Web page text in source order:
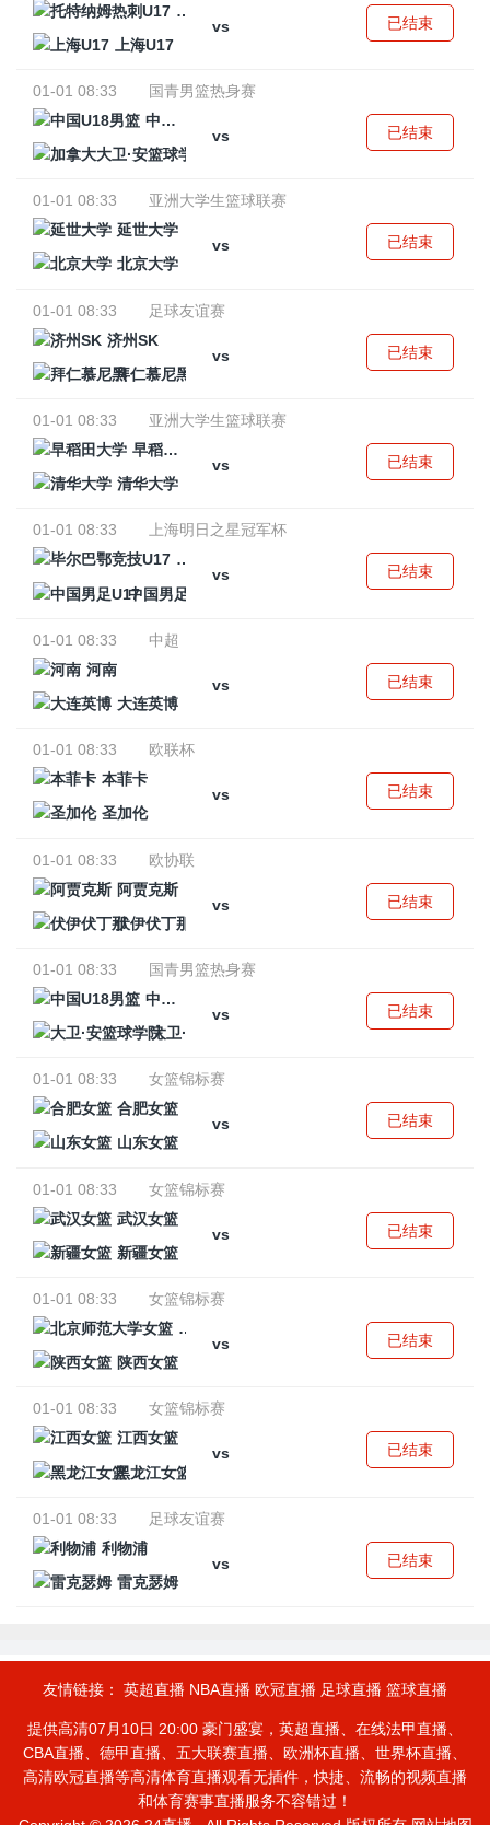
托特纳姆热刺U17
vs
上海U17
已结束
01-01 08:33
国青男篮热身赛
中国U18男篮
vs
已结束
01-01 08:33
亚洲大学生篮球联赛
延世大学
vs
北京大学
已结束
01-01 08:33
足球友谊赛
济州SK
vs
拜仁慕尼黑
已结束
01-01 08:33
亚洲大学生篮球联赛
早稻田大学
vs
清华大学
已结束
01-01 08:33
上海明日之星冠军杯
毕尔巴鄂竞技U17
vs
中国男足U17
已结束
01-01 08:33
中超
河南
vs
大连英博
已结束
01-01 08:33
欧联杯
本菲卡
vs
圣加伦
已结束
01-01 08:33
欧协联
阿贾克斯
vs
伏伊伏丁那
已结束
01-01 08:33
国青男篮热身赛
中国U18男篮
vs
大卫·安篮球学院
已结束
01-01 08:33
女篮锦标赛
合肥女篮
vs
山东女篮
已结束
01-01 08:33
女篮锦标赛
武汉女篮
vs
新疆女篮
已结束
01-01 08:33
女篮锦标赛
北京师范大学女篮
vs
陕西女篮
已结束
01-01 08:33
女篮锦标赛
江西女篮
vs
黑龙江女篮
已结束
01-01 08:33
足球友谊赛
利物浦
vs
雷克瑟姆
已结束
友情链接： 英超直播 NBA直播 欧冠直播 足球直播 篮球直播
提供高清07月10日 20:00 豪门盛宴，英超直播、在线法甲直播、
CBA直播、德甲直播、五大联赛直播、欧洲杯直播、世界杯直播、
高清欧冠直播等高清体育直播观看无插件，快捷、流畅的视频直播
和体育赛事直播服务不容错过！